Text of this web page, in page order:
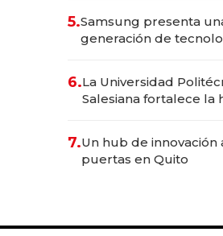
5.Samsung presenta
generación de
6.La Universidad
Salesiana fortalece la
7.Un hub de innovación
puertas en Quito